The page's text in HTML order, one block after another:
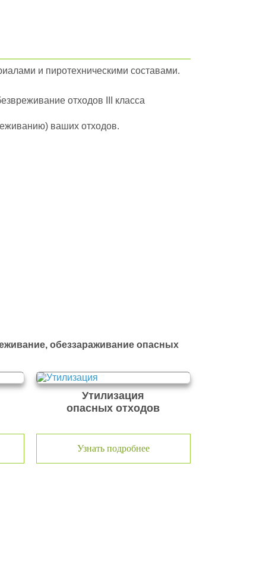
и пиротехническими составами.
отходов III класса
ваших отходов.
обеззараживание опасных
Утилизация
опасных отходов
Узнать подробнее